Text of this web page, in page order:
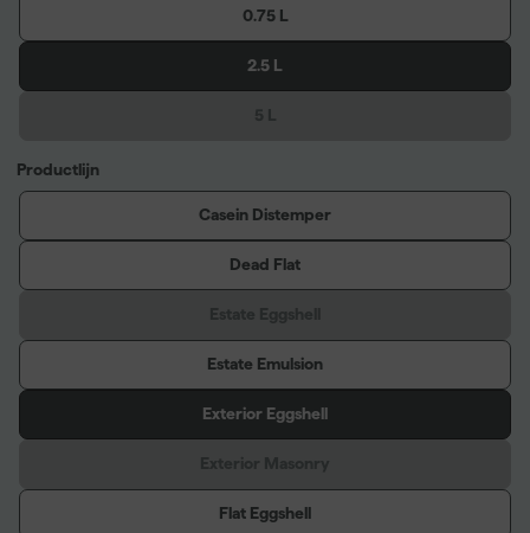
0.75 L
2.5 L
Productlijn
Casein Distemper
Dead Flat
Estate Emulsion
Exterior Eggshell
Flat Eggshell